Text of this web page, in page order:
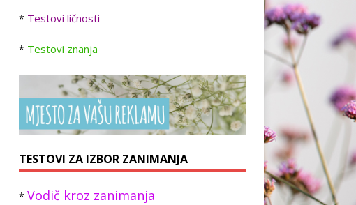
* Testovi ličnosti
* Testovi znanja
TESTOVI ZA IZBOR ZANIMANJA
* Vodič kroz zanimanja